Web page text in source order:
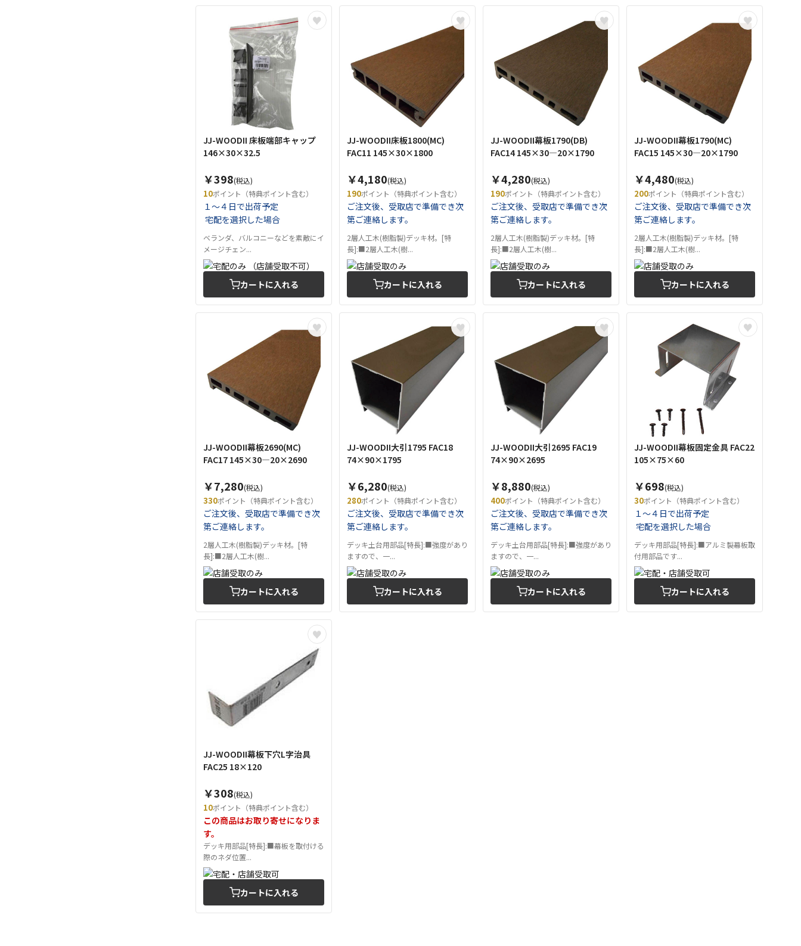
JJ-WOODII 床板端部キャップ
146×30×32.5
￥398(税込)
10ポイント（特典ポイント含む）
１～４日で出荷予定
宅配を選択した場合
ベランダ、バルコニーなどを素敵にイ
メージチェン...
カートに入れる
JJ-WOODII床板1800(MC)
FAC11 145×30×1800
￥4,180(税込)
190ポイント（特典ポイント含む）
ご注文後、受取店で準備でき次
第ご連絡します。
2層人工木(樹脂製)デッキ材。[特
長]:■2層人工木(樹...
カートに入れる
JJ-WOODII幕板1790(DB)
FAC14 145×30―20×1790
￥4,280(税込)
190ポイント（特典ポイント含む）
ご注文後、受取店で準備でき次
第ご連絡します。
2層人工木(樹脂製)デッキ材。[特
長]:■2層人工木(樹...
カートに入れる
JJ-WOODII幕板1790(MC)
FAC15 145×30―20×1790
￥4,480(税込)
200ポイント（特典ポイント含む）
ご注文後、受取店で準備でき次
第ご連絡します。
2層人工木(樹脂製)デッキ材。[特
長]:■2層人工木(樹...
カートに入れる
JJ-WOODII幕板2690(MC)
FAC17 145×30―20×2690
￥7,280(税込)
330ポイント（特典ポイント含む）
ご注文後、受取店で準備でき次
第ご連絡します。
2層人工木(樹脂製)デッキ材。[特
長]:■2層人工木(樹...
カートに入れる
JJ-WOODII大引1795 FAC18
74×90×1795
￥6,280(税込)
280ポイント（特典ポイント含む）
ご注文後、受取店で準備でき次
第ご連絡します。
デッキ土台用部品[特長]:■強度があり
ますので、一...
カートに入れる
JJ-WOODII大引2695 FAC19
74×90×2695
￥8,880(税込)
400ポイント（特典ポイント含む）
ご注文後、受取店で準備でき次
第ご連絡します。
デッキ土台用部品[特長]:■強度があり
ますので、一...
カートに入れる
JJ-WOODII幕板固定金具 FAC22
105×75×60
￥698(税込)
30ポイント（特典ポイント含む）
１～４日で出荷予定
宅配を選択した場合
デッキ用部品[特長]:■アルミ製幕板取
付用部品です...
カートに入れる
JJ-WOODII幕板下穴L字治具
FAC25 18×120
￥308(税込)
10ポイント（特典ポイント含む）
この商品はお取り寄せになりま
す。
デッキ用部品[特長]:■幕板を取付ける
際のネダ位置...
カートに入れる